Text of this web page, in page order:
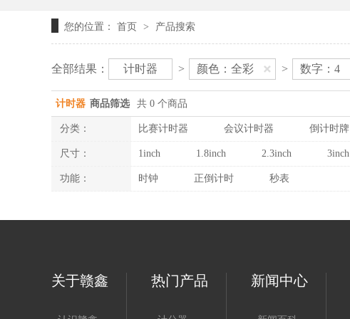
您的位置： 首页 > 产品搜索
全部结果： 计时器 > 颜色：全彩 > 数字：4
计时器 商品筛选 共 0 个商品
分类： 比赛计时器 会议计时器 倒计时牌
尺寸： 1inch 1.8inch 2.3inch 3inch
功能： 时钟 正倒计时 秒表
关于赣鑫 热门产品 新闻中心